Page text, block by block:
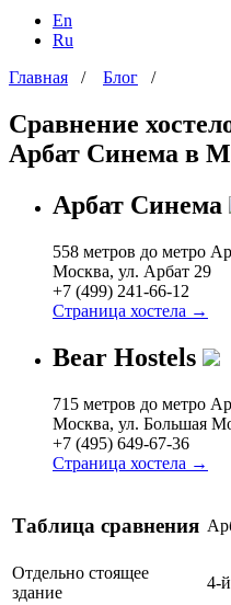
En
Ru
Главная / Блог /
Сравнение
Арбат Синема в
Арбат Синема
558 метров до метро
Москва, ул. Арбат 29
+7 (499) 241-66-12
Страница хостела →
Bear Hostels
715 метров до метро
Москва, ул. Большая
+7 (495) 649-67-36
Страница хостела →
Таблица сравнения
Отдельно стоящее
здание
4-